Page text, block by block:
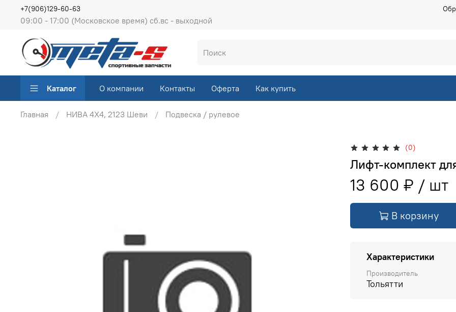
09:00 - 17:00 (Московское время) сб.вс - выходной
+7(906)129-60-63
Каталог О компании Контакты Оферта Как купить
Главная НИВА 4Х4, 2123 Шеви Подвеска / рулевое
(0)
Лифт-комплект
13 600 ₽
В корзину
Характеристики
Производитель
Тольятти